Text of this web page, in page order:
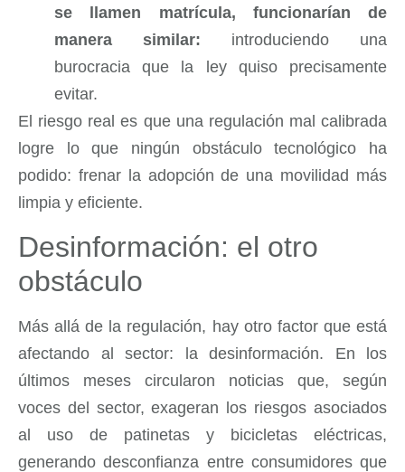
se llamen matrícula, funcionarían de
manera similar: introduciendo una
burocracia que la ley quiso precisamente
evitar.
El riesgo real es que una regulación mal calibrada
logre lo que ningún obstáculo tecnológico ha
podido: frenar la adopción de una movilidad más
limpia y eficiente.
Desinformación: el otro
obstáculo
Más allá de la regulación, hay otro factor que está
afectando al sector: la desinformación. En los
últimos meses circularon noticias que, según
voces del sector, exageran los riesgos asociados
al uso de patinetas y bicicletas eléctricas,
generando desconfianza entre consumidores que